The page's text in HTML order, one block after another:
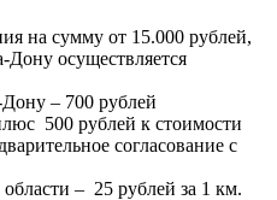
на сумму от 15.000 рублей,
Дону осуществляется
– 700 рублей
500 рублей к стоимости
согласование с
– 25 рублей за 1 км.